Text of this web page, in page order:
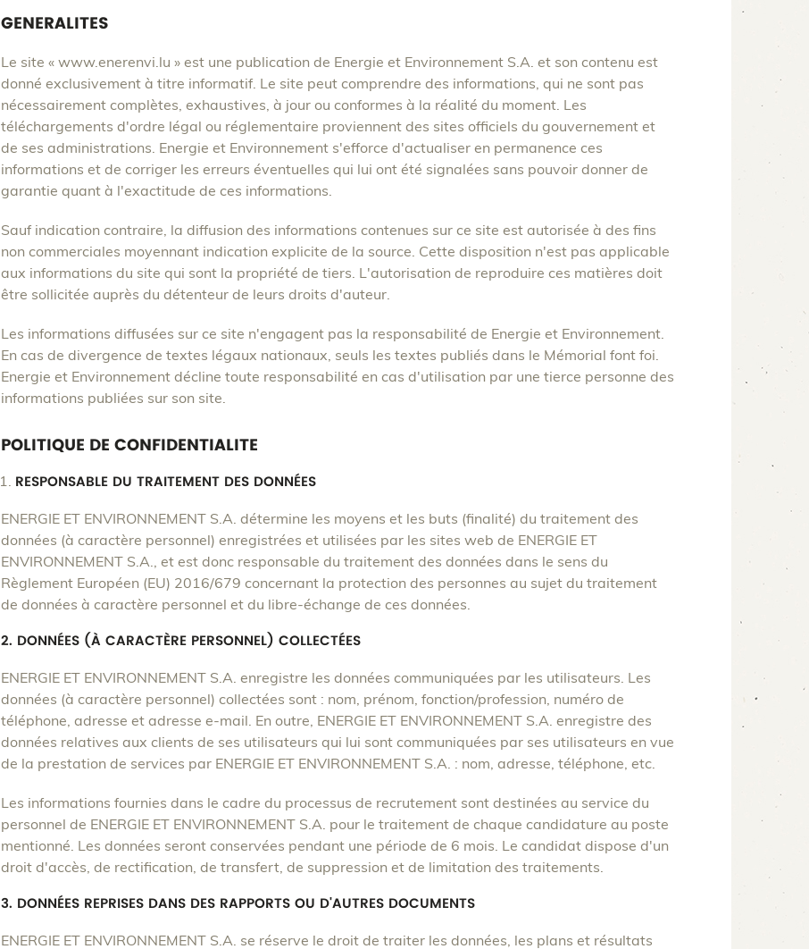
GENERALITES
Le site « www.enerenvi.lu » est une publication de Energie et Environnement S.A. et son contenu est
donné exclusivement à titre informatif. Le site peut comprendre des informations, qui ne sont pas
nécessairement complètes, exhaustives, à jour ou conformes à la réalité du moment. Les
téléchargements d'ordre légal ou réglementaire proviennent des sites officiels du gouvernement et
de ses administrations. Energie et Environnement s'efforce d'actualiser en permanence ces
informations et de corriger les erreurs éventuelles qui lui ont été signalées sans pouvoir donner de
garantie quant à l'exactitude de ces informations.
Sauf indication contraire, la diffusion des informations contenues sur ce site est autorisée à des fins
non commerciales moyennant indication explicite de la source. Cette disposition n'est pas applicable
aux informations du site qui sont la propriété de tiers. L'autorisation de reproduire ces matières doit
être sollicitée auprès du détenteur de leurs droits d'auteur.
Les informations diffusées sur ce site n'engagent pas la responsabilité de Energie et Environnement.
En cas de divergence de textes légaux nationaux, seuls les textes publiés dans le Mémorial font foi.
Energie et Environnement décline toute responsabilité en cas d'utilisation par une tierce personne des
informations publiées sur son site.
POLITIQUE DE CONFIDENTIALITE
RESPONSABLE DU TRAITEMENT DES DONNÉES
ENERGIE ET ENVIRONNEMENT S.A. détermine les moyens et les buts (finalité) du traitement des
données (à caractère personnel) enregistrées et utilisées par les sites web de ENERGIE ET
ENVIRONNEMENT S.A., et est donc responsable du traitement des données dans le sens du
Règlement Européen (EU) 2016/679 concernant la protection des personnes au sujet du traitement
de données à caractère personnel et du libre-échange de ces données.
2. DONNÉES (À CARACTÈRE PERSONNEL) COLLECTÉES
ENERGIE ET ENVIRONNEMENT S.A. enregistre les données communiquées par les utilisateurs. Les
données (à caractère personnel) collectées sont : nom, prénom, fonction/profession, numéro de
téléphone, adresse et adresse e-mail. En outre, ENERGIE ET ENVIRONNEMENT S.A. enregistre des
données relatives aux clients de ses utilisateurs qui lui sont communiquées par ses utilisateurs en vue
de la prestation de services par ENERGIE ET ENVIRONNEMENT S.A. : nom, adresse, téléphone, etc.
Les informations fournies dans le cadre du processus de recrutement sont destinées au service du
personnel de ENERGIE ET ENVIRONNEMENT S.A. pour le traitement de chaque candidature au poste
mentionné. Les données seront conservées pendant une période de 6 mois. Le candidat dispose d'un
droit d'accès, de rectification, de transfert, de suppression et de limitation des traitements.
3. DONNÉES REPRISES DANS DES RAPPORTS OU D'AUTRES DOCUMENTS
ENERGIE ET ENVIRONNEMENT S.A. se réserve le droit de traiter les données, les plans et résultats